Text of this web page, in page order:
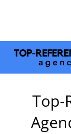
Top-